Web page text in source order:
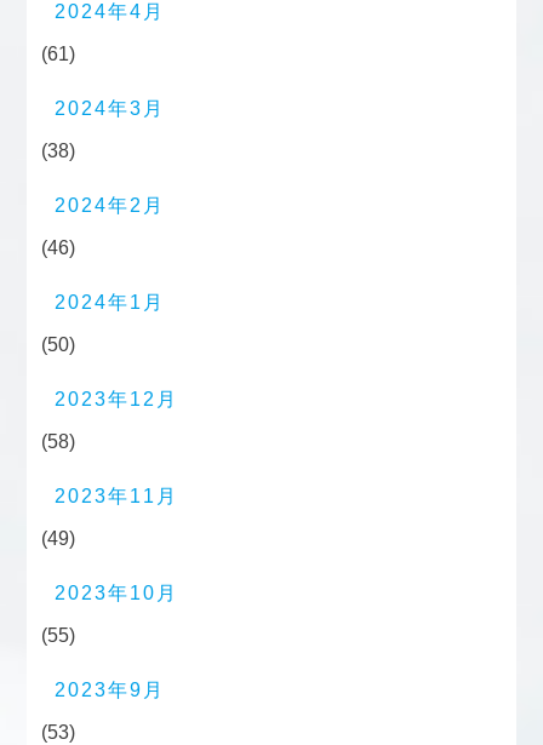
2024年4月
(61)
2024年3月
(38)
2024年2月
(46)
2024年1月
(50)
2023年12月
(58)
2023年11月
(49)
2023年10月
(55)
2023年9月
(53)